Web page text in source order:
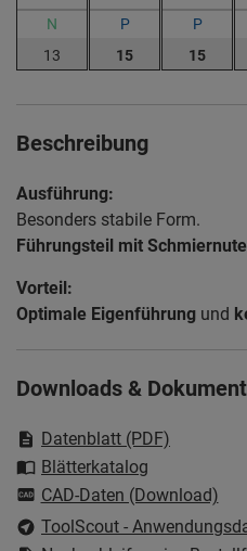
N
13
P
15
P
15
Beschreibung
Ausführung:
Besonders stabile Form.
Führungsteil mit
Vorteil:
Optimale Eigenführung und
Downloads &
Datenblatt (PDF)
Blätterkatalog
CAD-Daten (Download)
ToolScout -